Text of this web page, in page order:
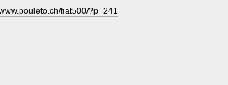
fiat500/?p=241